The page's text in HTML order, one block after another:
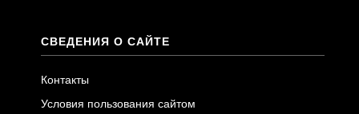
СВЕДЕНИЯ О САЙТЕ
Контакты
Условия пользования сайтом